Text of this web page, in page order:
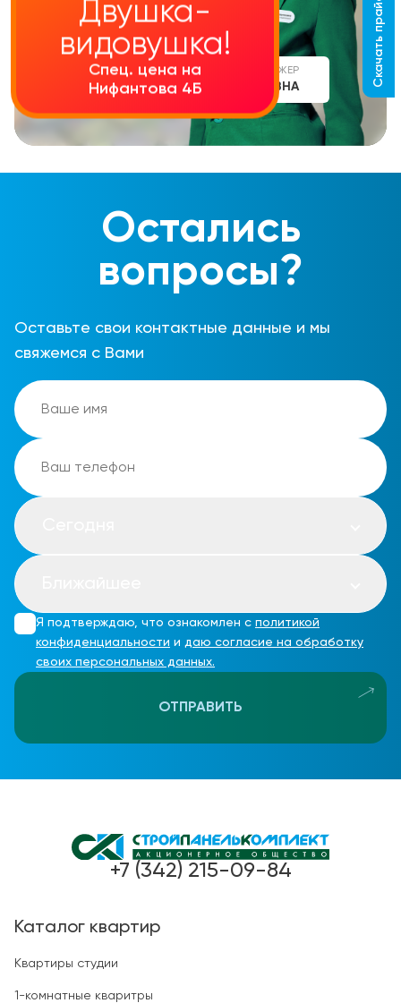
СТАРШИЙ МЕНЕДЖЕР
АЛИНА СЕРГЕЕВНА
Остались
вопросы?
Оставьте свои контактные данные и мы
свяжемся с Вами
Я подтверждаю, что ознакомлен с политикой
конфиденциальности и даю согласие на обработку
своих персональных данных.
ОТПРАВИТЬ
+7 (342) 215-09-84
Каталог квартир
Квартиры студии
1-комнатные кваритры
Двушка-
видовушка!
Спец. цена на
Нифантова 4Б